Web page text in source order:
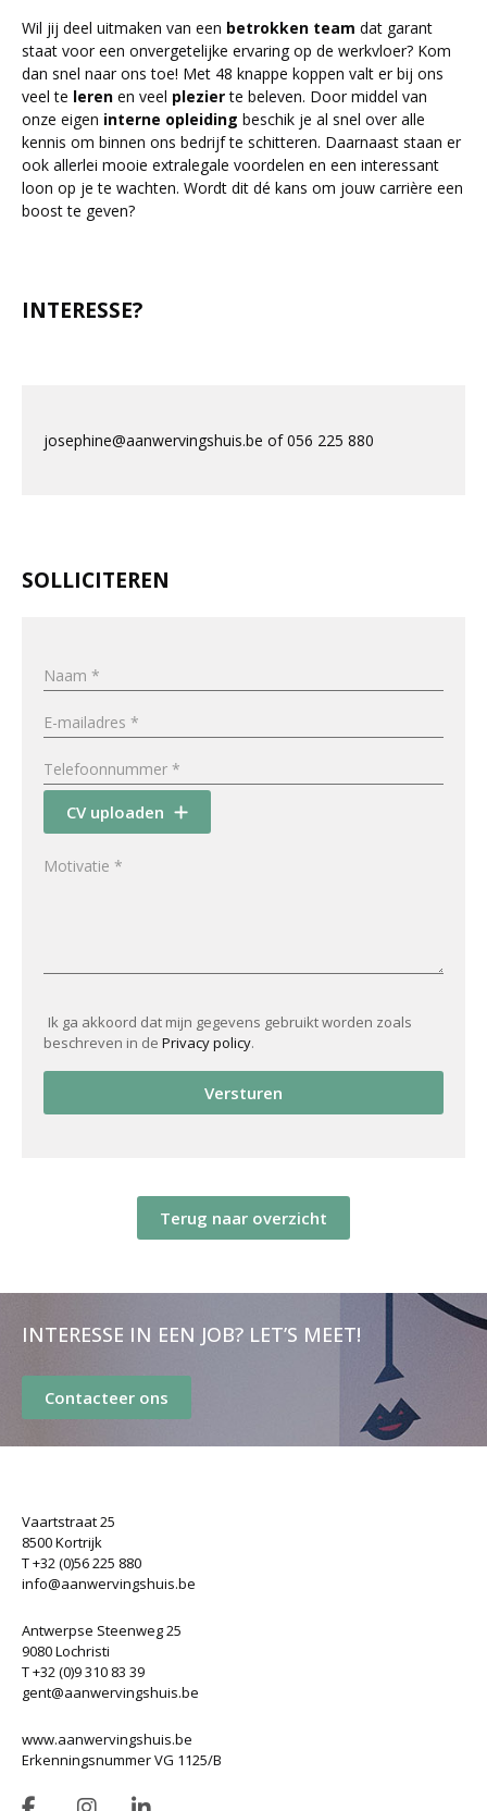
Wil jij deel uitmaken van een betrokken team dat garant
staat voor een onvergetelijke ervaring op de werkvloer? Kom
dan snel naar ons toe! Met 48 knappe koppen valt er bij ons
veel te leren en veel plezierte beleven. Door middel van
onze eigen interne opleiding beschik je al snel over alle
kennis om binnen ons bedrijf te schitteren. Daarnaast staan er
ook allerlei mooie extralegale voordelen en een interessant
loon op je te wachten. Wordt dit dé kans om jouw carrière een
boost te geven?
INTERESSE?
josephine@aanwervingshuis.be of 056 225 880
SOLLICITEREN
CV uploaden
Ik ga akkoord dat mijn gegevens gebruikt worden zoals
beschreven in de Privacy policy.
Versturen
Terug naar overzicht
INTERESSE IN EEN JOB? LET’S MEET!
Contacteer ons
Vaartstraat 25
8500 Kortrijk
T +32 (0)56 225 880
info@aanwervingshuis.be
Antwerpse Steenweg 25
9080 Lochristi
T +32 (0)9 310 83 39
gent@aanwervingshuis.be
www.aanwervingshuis.be
Erkenningsnummer VG 1125/B